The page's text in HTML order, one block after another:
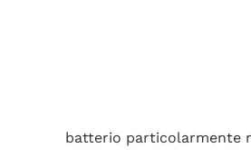
batterio particolarmente